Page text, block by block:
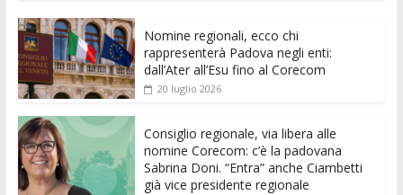
e
b
o
o
k
itt
er l s
A
p
p
ss
e
n
er
di
t
k
e
dI
di
vi
Nomine regionali, ecco chi
rappresenterà Padova negli enti:
dall’Ater all’Esu fino al Corecom
20 luglio 2026
Consiglio regionale, via libera alle
nomine Corecom: c’è la padovana
Sabrina Doni. “Entra” anche Ciambetti
già vice presidente regionale